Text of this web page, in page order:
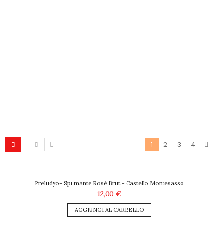
1 2 3 4
Preludyo- Spumante Rosè Brut - Castello Montesasso
12,00 €
AGGIUNGI AL CARRELLO